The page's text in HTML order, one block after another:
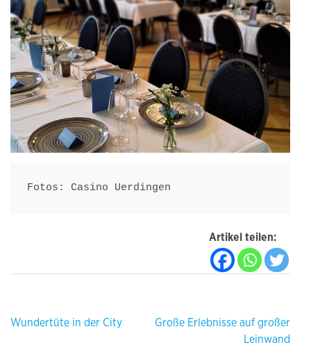
Fotos: Casino Uerdingen
Artikel teilen:
Beitragsnavigation
Wundertüte in der City
Große Erlebnisse auf großer
Leinwand